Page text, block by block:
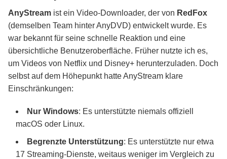
AnyStream ist ein Video-Downloader, der von RedFox
(demselben Team hinter AnyDVD) entwickelt wurde. Es
war bekannt für seine schnelle Reaktion und eine
übersichtliche Benutzeroberfläche. Früher nutzte ich es,
um Videos von Netflix und Disney+ herunterzuladen. Doch
selbst auf dem Höhepunkt hatte AnyStream klare
Einschränkungen:
Nur Windows: Es unterstützte niemals offiziell
macOS oder Linux.
Begrenzte Unterstützung: Es unterstützte nur etwa
17 Streaming-Dienste, weitaus weniger im Vergleich zu